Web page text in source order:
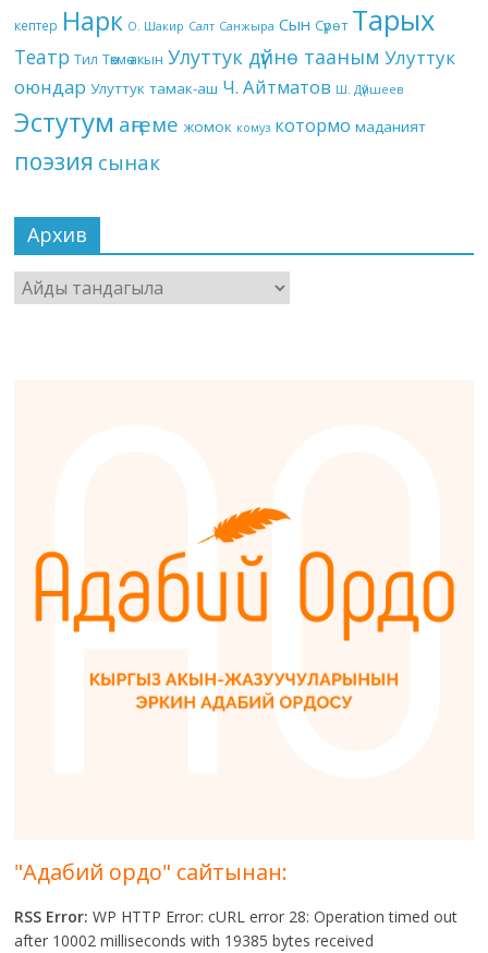
кептер Нарк О. Шакир Салт Санжыра Сын Сүрөт Тарых
Театр Тил Төкмө акын Улуттук дүйнө тааным Улуттук
оюндар Улуттук тамак-аш Ч. Айтматов Ш. Дүйшеев
Эстутум аңгеме жомок комуз котормо маданият
поэзия сынак
Архив
Архив
"Адабий ордо" сайтынан:
RSS Error: WP HTTP Error: cURL error 28: Operation timed out
after 10002 milliseconds with 19385 bytes received